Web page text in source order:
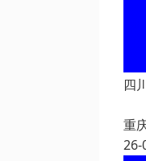
四
重
26-